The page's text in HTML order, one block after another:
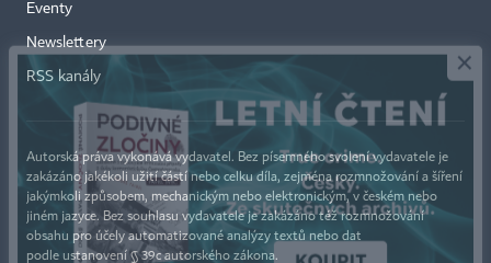
Eventy
Newslettery
RSS kanály
Autorská práva vykonává vydavatel. Bez písemného svolení vydavatele je
zakázáno jakékoli užití částí nebo celku díla, zejména rozmnožování a šíření
jakýmkoli způsobem, mechanickým nebo elektronickým, v českém nebo
jiném jazyce. Bez souhlasu vydavatele je zakázáno též rozmnožování
obsahu pro účely automatizované analýzy textů nebo dat
podle ustanovení § 39c autorského zákona.